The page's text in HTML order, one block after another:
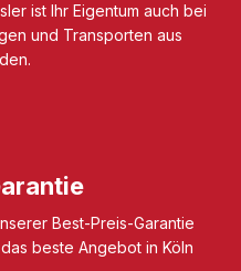
ist Ihr Eigentum auch bei
und Transporten aus
Best-Preis-Garantie
beste Angebot in Köln